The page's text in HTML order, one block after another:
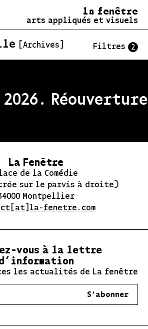
la fenêtre
arts appliqués et visuels
[Archives] Filtres 2
La Fenêtre
de la Comédie
sur le parvis à droite)
Montpellier
fenetre.com
vous à la lettre
les actualités de La fenêtre
S'abonner